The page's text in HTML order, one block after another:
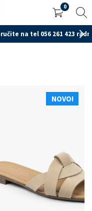
0
danima od 7-15h
NOVO!